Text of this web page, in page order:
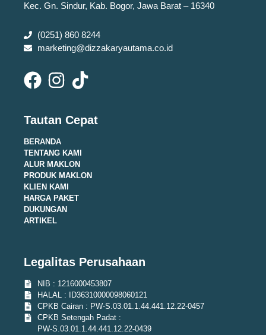
Kec. Gn. Sindur, Kab. Bogor, Jawa Barat – 16340
(0251) 860 8244
marketing@dizzakaryautama.co.id
Tautan Cepat
BERANDA
TENTANG KAMI
ALUR MAKLON
PRODUK MAKLON
KLIEN KAMI
HARGA PAKET
DUKUNGAN
ARTIKEL
Legalitas Perusahaan
NIB : 1216000453807
HALAL : ID36310000098060121
CPKB Cairan : PW-S.03.01.1.44.441.12.22-0457
CPKB Setengah Padat :
PW-S.03.01.1.44.441.12.22-0439